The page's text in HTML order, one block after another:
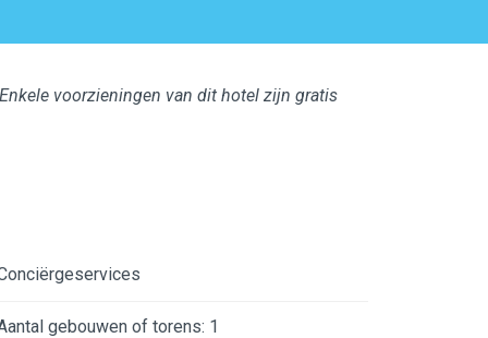
voorzieningen van dit hotel zijn gratis
gebouwen of torens: 1